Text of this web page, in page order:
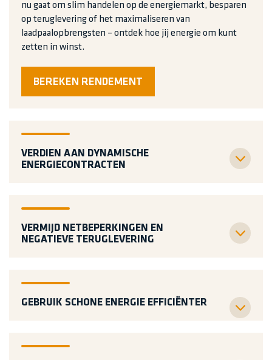
nu gaat om slim handelen op de energiemarkt, besparen
op teruglevering of het maximaliseren van
laadpaalopbrengsten – ontdek hoe jij energie om kunt
zetten in winst.
BEREKEN RENDEMENT
VERDIEN AAN DYNAMISCHE
ENERGIECONTRACTEN
VERMIJD NETBEPERKINGEN EN
NEGATIEVE TERUGLEVERING
GEBRUIK SCHONE ENERGIE EFFICIËNTER